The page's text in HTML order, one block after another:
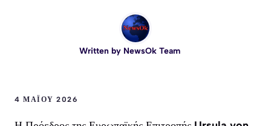
Written by NewsOk Team
4 ΜΑΪ́ΟΥ 2026